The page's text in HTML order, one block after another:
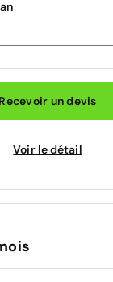
Recevoir un devis
Voir le détail